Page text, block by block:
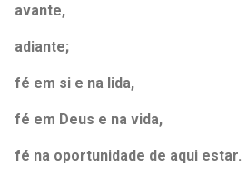
avante,
adiante;
fé em si e na lida,
fé em Deus e na vida,
fé na oportunidade de aqui estar.